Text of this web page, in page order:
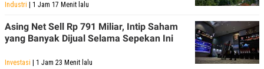
Industri | 1 Jam 17 Menit lalu
Asing Net Sell Rp 791 Miliar, Intip Saham
yang Banyak Dijual Selama Sepekan Ini
Investasi | 1 Jam 23 Menit lalu